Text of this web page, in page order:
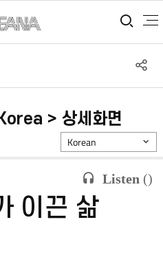
통
> 상세화면
Listen ()
Korean
이끈 삶